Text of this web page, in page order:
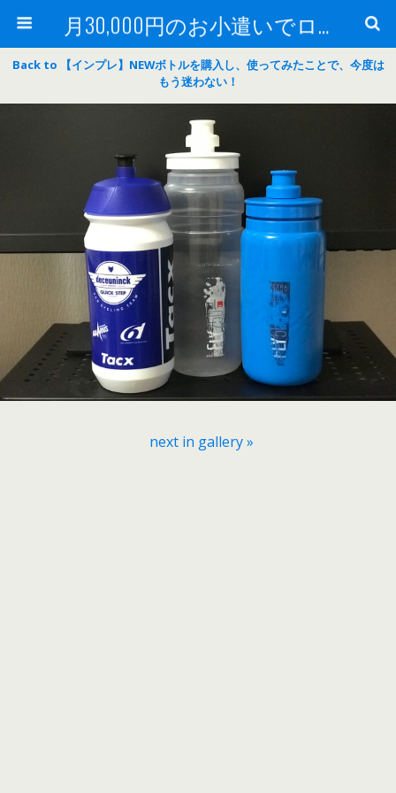
月30,000円のお小遣いでロードバイク
Back to 【インプレ】NEWボトルを購入し、使ってみたことで、今度は
もう迷わない！
next in gallery »